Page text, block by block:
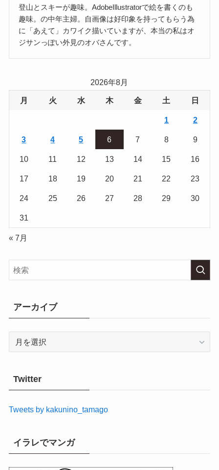
登山とスキーが趣味。AdobeIllustratorで絵を書くのも
趣味。の中年主婦。自画像は好印象を持ってもらう為
に「あえて」カワイク描いていますが、本当の私はオ
ジサンっぽい外見のオバさんです。
2026年8月
月 火 水 木 金 土 日
1 2
3 4 5 6 7 8 9
10 11 12 13 14 15 16
17 18 19 20 21 22 23
24 25 26 27 28 29 30
31
« 7月
アーカイブ
Twitter
Tweets by kakunino_tamago
イラレでマンガ